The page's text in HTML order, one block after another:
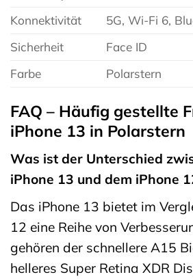
Konnektivität
5G, Wi-Fi 6,
Sicherheit
Face ID
Farbe
Polarstern
FAQ – Häufig gestellte
iPhone 13 in Polarstern
Was ist der Unterschied
iPhone 13 und dem iPhone
Das iPhone 13 bietet im
12 eine Reihe von
gehören der schnellere A15
helleres Super Retina XDR